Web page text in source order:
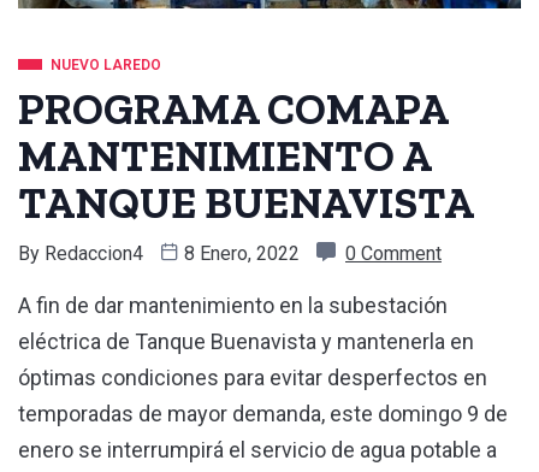
NUEVO LAREDO
PROGRAMA COMAPA
MANTENIMIENTO A
TANQUE BUENAVISTA
By Redaccion4 8 Enero, 2022 0 Comment
A fin de dar mantenimiento en la subestación
eléctrica de Tanque Buenavista y mantenerla en
óptimas condiciones para evitar desperfectos en
temporadas de mayor demanda, este domingo 9 de
enero se interrumpirá el servicio de agua potable a